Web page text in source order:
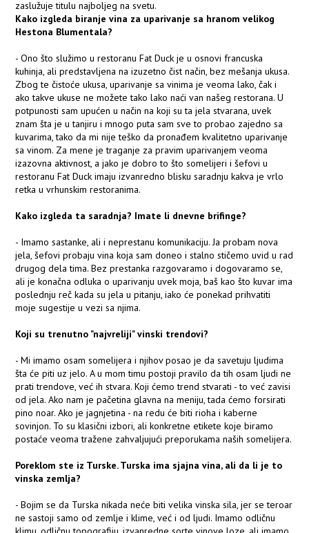
zaslužuje titulu najboljeg na svetu.
Kako izgleda biranje vina za uparivanje sa hranom velikog
Hestona Blumentala?
- Ono što služimo u restoranu Fat Duck je u osnovi francuska
kuhinja, ali predstavljena na izuzetno čist način, bez mešanja ukusa.
Zbog te čistoće ukusa, uparivanje sa vinima je veoma lako, čak i
ako takve ukuse ne možete tako lako naći van našeg restorana. U
potpunosti sam upućen u način na koji su ta jela stvarana, uvek
znam šta je u tanjiru i mnogo puta sam sve to probao zajedno sa
kuvarima, tako da mi nije teško da pronađem kvalitetno uparivanje
sa vinom. Za mene je traganje za pravim uparivanjem veoma
izazovna aktivnost, a jako je dobro to što somelijeri i šefovi u
restoranu Fat Duck imaju izvanredno blisku saradnju kakva je vrlo
retka u vrhunskim restoranima.
Kako izgleda ta saradnja? Imate li dnevne brifinge?
- Imamo sastanke, ali i neprestanu komunikaciju. Ja probam nova
jela, šefovi probaju vina koja sam doneo i stalno stičemo uvid u rad
drugog dela tima. Bez prestanka razgovaramo i dogovaramo se,
ali je konačna odluka o uparivanju uvek moja, baš kao što kuvar ima
poslednju reč kada su jela u pitanju, iako će ponekad prihvatiti
moje sugestije u vezi sa njima.
Koji su trenutno "najvreliji" vinski trendovi?
- Mi imamo osam somelijera i njihov posao je da savetuju ljudima
šta će piti uz jelo. A u mom timu postoji pravilo da tih osam ljudi ne
prati trendove, već ih stvara. Koji ćemo trend stvarati - to već zavisi
od jela. Ako nam je pačetina glavna na meniju, tada ćemo forsirati
pino noar. Ako je jagnjetina - na redu će biti rioha i kaberne
sovinjon. To su klasični izbori, ali konkretne etikete koje biramo
postaće veoma tražene zahvaljujući preporukama naših somelijera.
Poreklom ste iz Turske. Turska ima sjajna vina, ali da li je to
vinska zemlja?
- Bojim se da Turska nikada neće biti velika vinska sila, jer se teroar
ne sastoji samo od zemlje i klime, već i od ljudi. Imamo odličnu